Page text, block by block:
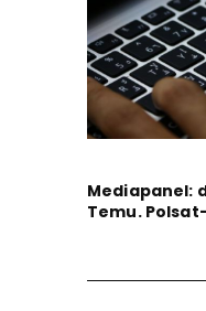
Mediapanel:
Temu.